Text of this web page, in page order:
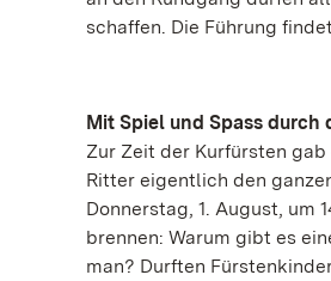
schaffen. Die Führung
Mit Spiel und Spass durch
Zur Zeit der Kurfürsten
Ritter eigentlich den
Donnerstag, 1. August, um
brennen: Warum gibt es
man? Durften